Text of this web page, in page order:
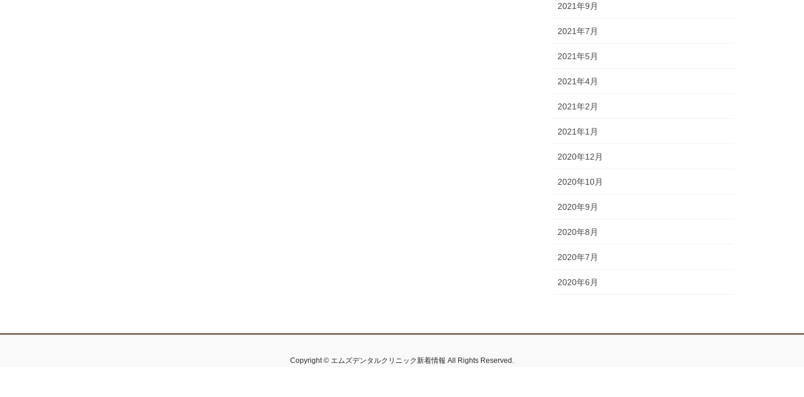
2021年9月
2021年7月
2021年5月
2021年4月
2021年2月
2021年1月
2020年12月
2020年10月
2020年9月
2020年8月
2020年7月
2020年6月
Copyright © エムズデンタルクリニック新着情報 All Rights Reserved.